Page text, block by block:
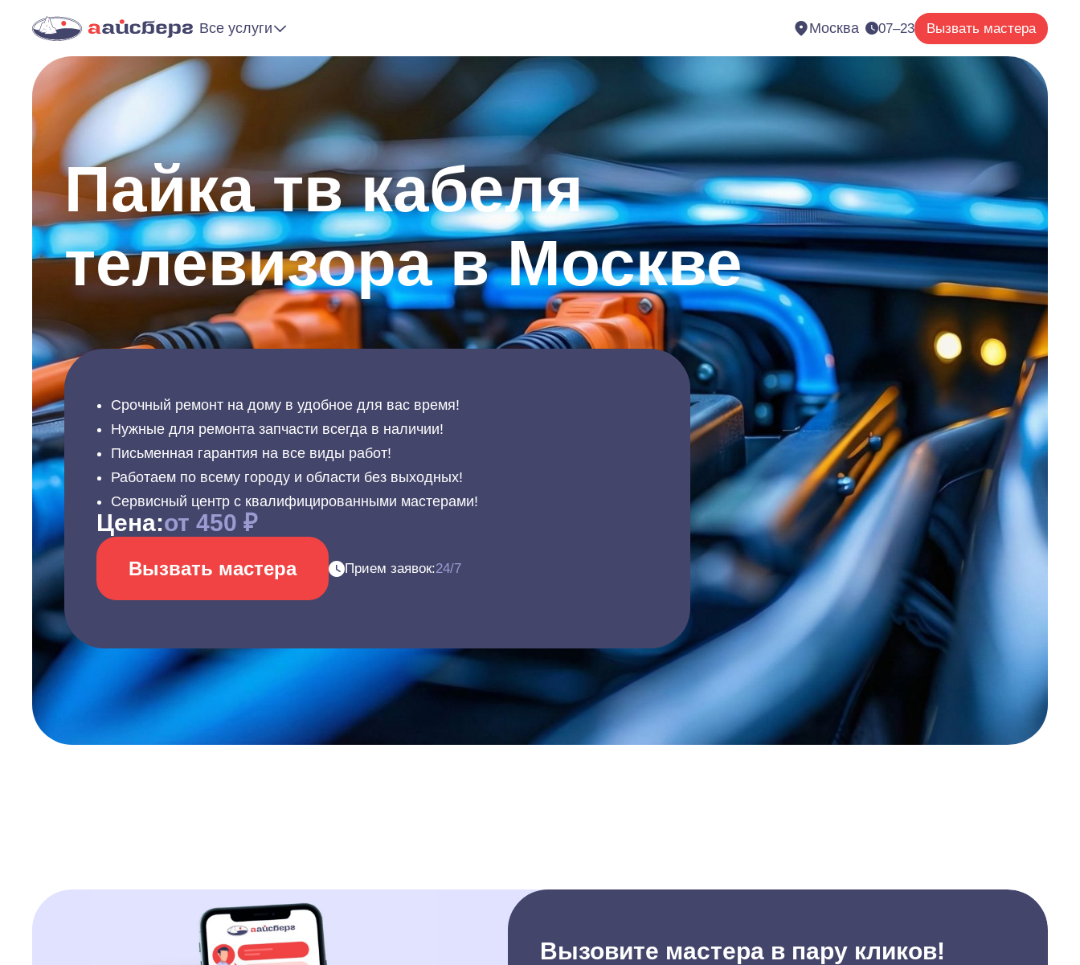
Все услуги Москва 07–23 Вызвать мастера
Пайка тв кабеля
телевизора в Москве
Срочный ремонт на дому в удобное для вас время!
Нужные для ремонта запчасти всегда в наличии!
Письменная гарантия на все виды работ!
Работаем по всему городу и области без выходных!
Сервисный центр с квалифицированными мастерами!
Цена:от 450 ₽
Вызвать мастера Прием заявок:24/7
Вызовите мастера в пару кликов!